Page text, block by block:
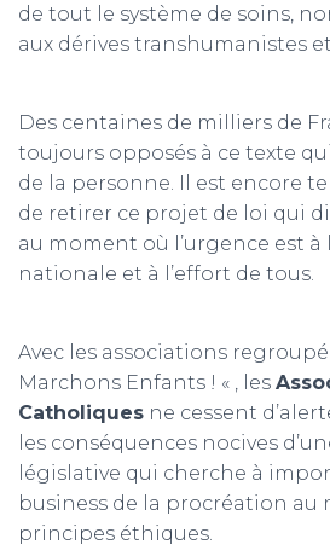
de tout le système de soins,
aux dérives transhumanistes
Des centaines de milliers de
toujours opposés à ce texte
de la personne. Il est encore
de retirer ce projet de loi qui
au moment où l’urgence est à
nationale et à l’effort de tous.
Avec les associations
Marchons Enfants ! « , les
Catholiques ne cessent
les conséquences nocives
législative qui cherche à
business de la procréation au
principes éthiques.